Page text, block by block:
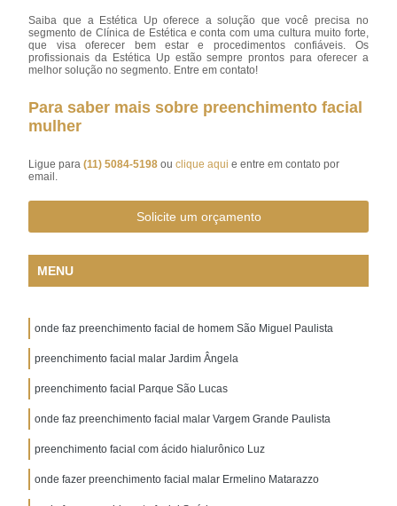
Saiba que a Estética Up oferece a solução que você precisa no
segmento de Clínica de Estética e conta com uma cultura muito forte,
que visa oferecer bem estar e procedimentos confiáveis. Os
profissionais da Estética Up estão sempre prontos para oferecer a
melhor solução no segmento. Entre em contato!
Para saber mais sobre preenchimento facial
mulher
Ligue para(11) 5084-5198ouclique aqui e entre em contato por
email.
Solicite um orçamento
MENU
onde faz preenchimento facial de homem São Miguel Paulista
preenchimento facial malar Jardim Ângela
preenchimento facial Parque São Lucas
onde faz preenchimento facial malar Vargem Grande Paulista
preenchimento facial com ácido hialurônico Luz
onde fazer preenchimento facial malar Ermelino Matarazzo